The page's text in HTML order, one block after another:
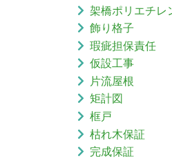
架橋ポリエチレ
飾り格子
瑕疵担保責任
仮設工事
片流屋根
矩計図
框戸
枯れ木保証
完成保証